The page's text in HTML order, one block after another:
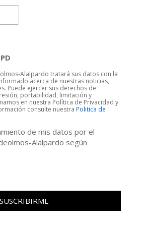
Alalpardo tratará sus datos con la
acerca de nuestras noticias,
Puede ejercer sus derechos de
portabilidad, limitación y
en nuestra Política de Privacidad y
consulte nuestraPolitica de
de mis datos por el
Alalpardo según